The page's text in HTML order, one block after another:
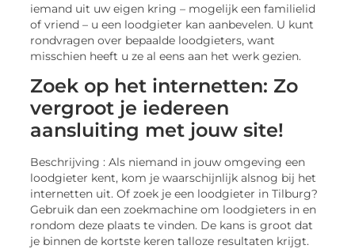
iemand uit uw eigen kring – mogelijk een familielid
of vriend – u een loodgieter kan aanbevelen. U kunt
rondvragen over bepaalde loodgieters, want
misschien heeft u ze al eens aan het werk gezien.
Zoek op het internetten: Zo
vergroot je iedereen
aansluiting met jouw site!
Beschrijving : Als niemand in jouw omgeving een
loodgieter kent, kom je waarschijnlijk alsnog bij het
internetten uit. Of zoek je een loodgieter in Tilburg?
Gebruik dan een zoekmachine om loodgieters in en
rondom deze plaats te vinden. De kans is groot dat
je binnen de kortste keren talloze resultaten krijgt.